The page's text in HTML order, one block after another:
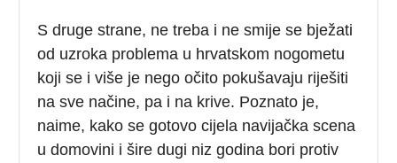
S druge strane, ne treba i ne smije se bježati
od uzroka problema u hrvatskom nogometu
koji se i više je nego očito pokušavaju riješiti
na sve načine, pa i na krive. Poznato je,
naime, kako se gotovo cijela navijačka scena
u domovini i šire dugi niz godina bori protiv